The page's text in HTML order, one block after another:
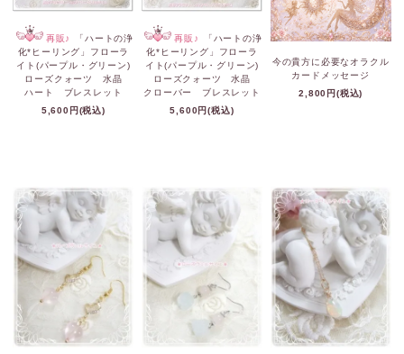
再販♪
「ハートの浄
化*ヒーリング」フローラ
イト(パープル・グリーン)
ローズクォーツ 水晶
ハート ブレスレット
5,600円(税込)
再販♪
「ハートの浄
化*ヒーリング」フローラ
イト(パープル・グリーン)
ローズクォーツ 水晶
クローバー ブレスレット
5,600円(税込)
今の貴方に必要なオラクル
カードメッセージ
2,800円(税込)